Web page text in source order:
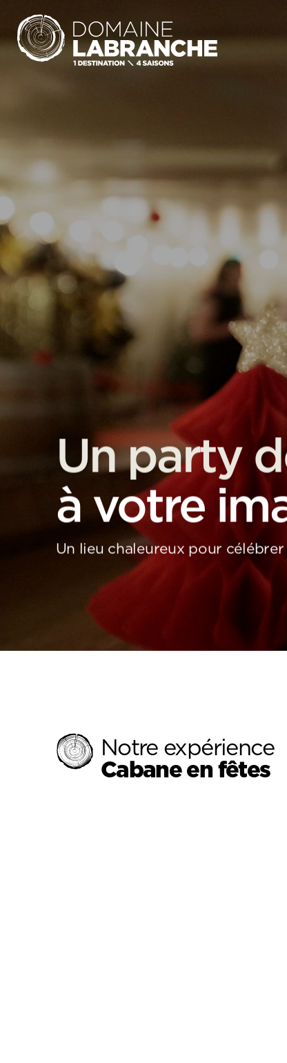
Un party
à votre
Un lieu chaleureux pour
Notre expérience
Cabane en fêtes